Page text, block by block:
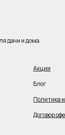
дачи и дома
Акции
Блог
Политика
Договор